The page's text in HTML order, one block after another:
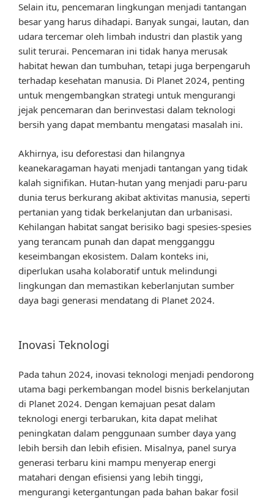
Selain itu, pencemaran lingkungan menjadi tantangan
besar yang harus dihadapi. Banyak sungai, lautan, dan
udara tercemar oleh limbah industri dan plastik yang
sulit terurai. Pencemaran ini tidak hanya merusak
habitat hewan dan tumbuhan, tetapi juga berpengaruh
terhadap kesehatan manusia. Di Planet 2024, penting
untuk mengembangkan strategi untuk mengurangi
jejak pencemaran dan berinvestasi dalam teknologi
bersih yang dapat membantu mengatasi masalah ini.
Akhirnya, isu deforestasi dan hilangnya
keanekaragaman hayati menjadi tantangan yang tidak
kalah signifikan. Hutan-hutan yang menjadi paru-paru
dunia terus berkurang akibat aktivitas manusia, seperti
pertanian yang tidak berkelanjutan dan urbanisasi.
Kehilangan habitat sangat berisiko bagi spesies-spesies
yang terancam punah dan dapat mengganggu
keseimbangan ekosistem. Dalam konteks ini,
diperlukan usaha kolaboratif untuk melindungi
lingkungan dan memastikan keberlanjutan sumber
daya bagi generasi mendatang di Planet 2024.
Inovasi Teknologi
Pada tahun 2024, inovasi teknologi menjadi pendorong
utama bagi perkembangan model bisnis berkelanjutan
di Planet 2024. Dengan kemajuan pesat dalam
teknologi energi terbarukan, kita dapat melihat
peningkatan dalam penggunaan sumber daya yang
lebih bersih dan lebih efisien. Misalnya, panel surya
generasi terbaru kini mampu menyerap energi
matahari dengan efisiensi yang lebih tinggi,
mengurangi ketergantungan pada bahan bakar fosil